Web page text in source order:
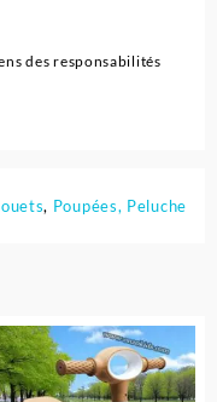
des responsabilités
, Poupées, Peluche